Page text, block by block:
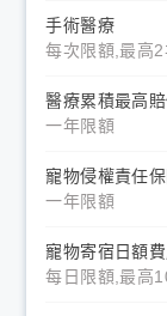
手術醫療
每次限額,最高2
醫療累積最高
一年限額
寵物侵權責任
一年限額
寵物寄宿日額
每日限額,最高